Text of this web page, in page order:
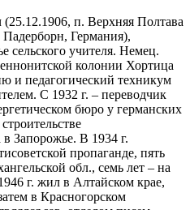
п. Верхняя Полтава
Германия),
сельского учителя. Немец.
колонии Хортица
и педагогический техникум
С 1932 г. – переводчик
бюро у германских
в Запорожье. В 1934 г.
пропаганде, пять
обл., семь лет – на
г. жил в Алтайском крае,
в Красногорском